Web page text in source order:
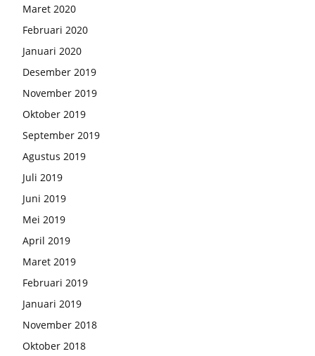
Maret 2020
Februari 2020
Januari 2020
Desember 2019
November 2019
Oktober 2019
September 2019
Agustus 2019
Juli 2019
Juni 2019
Mei 2019
April 2019
Maret 2019
Februari 2019
Januari 2019
November 2018
Oktober 2018